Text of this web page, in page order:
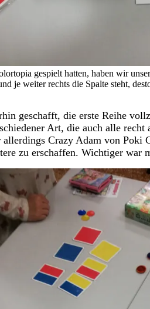
gespielt hatten, haben wir
je weiter rechts die Spalte steht,
geschafft, die erste Reihe
Art, die auch alle
Crazy Adam von Poki
zu erschaffen. Wichtiger war